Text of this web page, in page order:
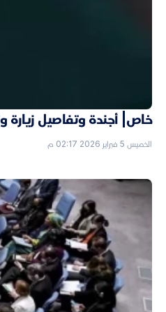
خاص| أجندة وتفاصيل زيارة
الخميس 5 فبراير 2026 02:17 م